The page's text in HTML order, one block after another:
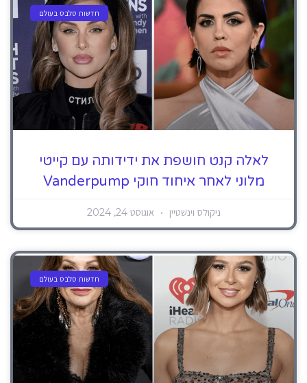
חדשות סלבס בעולם
לאלה קנט חושפת את ידידותה עם קייטי
מלוני לאחר איחוד חוקי Vanderpump
ניקולס וינשטיין אוגוסט 24, 2024
חדשות סלבס בעולם